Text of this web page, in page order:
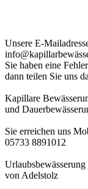
Unsere E-
Sie haben eine
dann teilen Sie uns
Kapillare
und
Sie erreichen uns
05733 8891012
von Adelstolz